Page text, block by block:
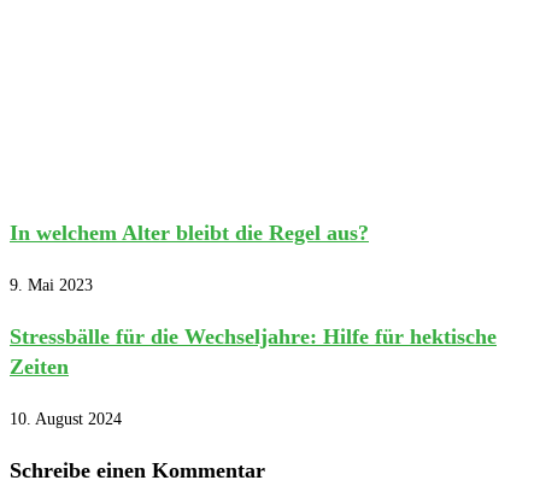
In welchem Alter bleibt die Regel aus?
9. Mai 2023
Stressbälle für die Wechseljahre: Hilfe für hektische
Zeiten
10. August 2024
Schreibe einen Kommentar